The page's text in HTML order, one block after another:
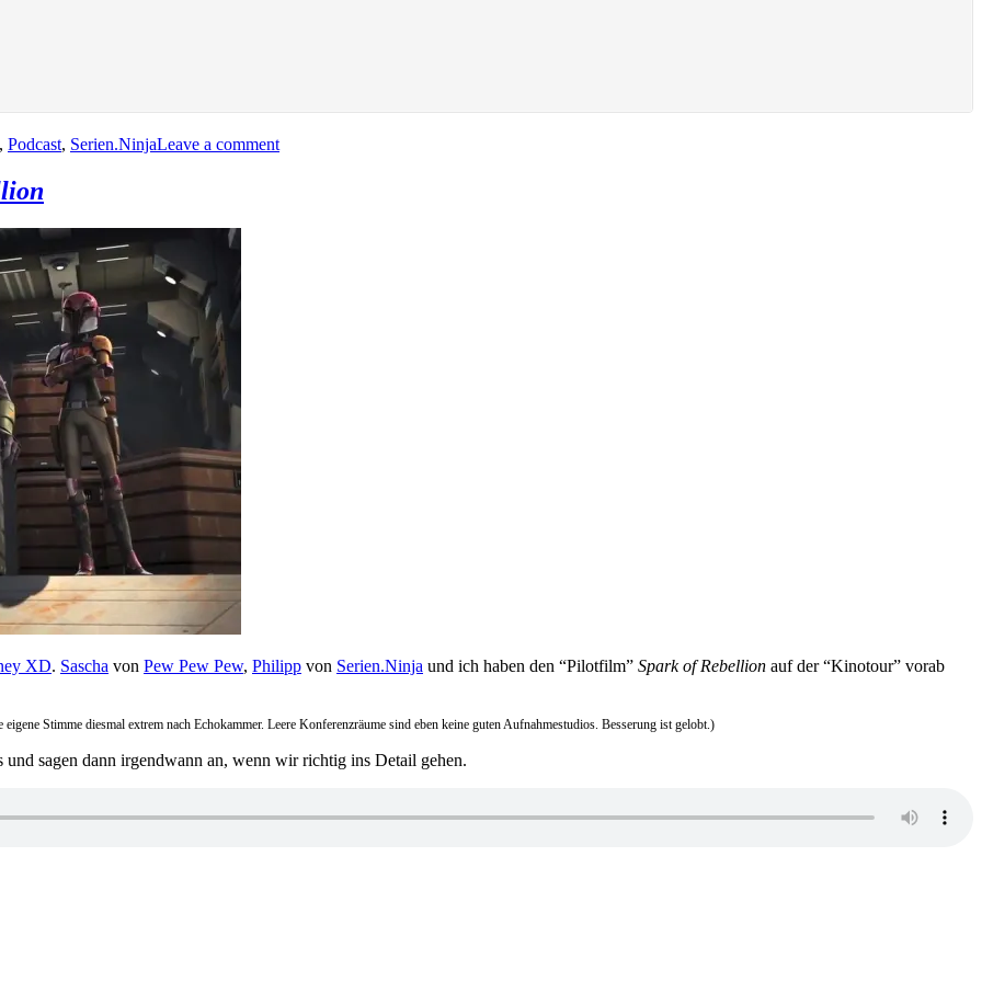
, Podcast, Serien.NinjaLeave a commenton
XD. Sascha von Pew Pew Pew, Philipp von Serien.Ninja und ich haben den “Pilotfilm” Spark of Rebellion auf der “Kinotour” vorab
eigene Stimme diesmal extrem nach Echokammer. Leere Konferenzräume sind eben keine guten Aufnahmestudios. Besserung ist gelobt.)
sagen dann irgendwann an, wenn wir richtig ins Detail gehen.